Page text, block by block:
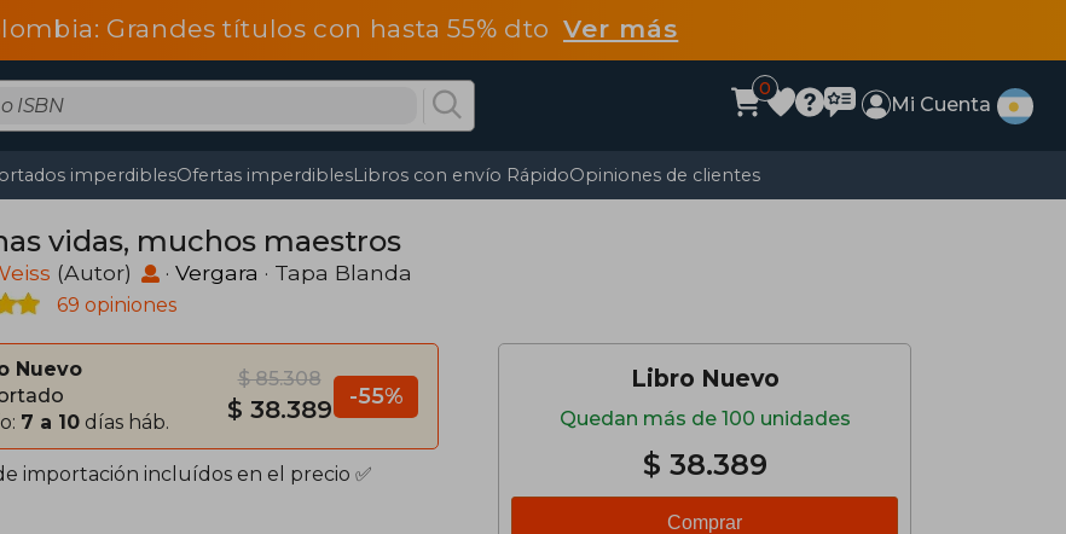
Grandes títulos con hasta 55% dtoVer más
0
Mi Cuenta
imperdiblesOfertas imperdiblesLibros con envío RápidoOpiniones de clientes
vidas, muchos maestros
(Autor) · Vergara · Tapa Blanda
69 opiniones
Nuevo
7 a 10 días háb.
$ 85.308
$ 38.389 -55%
importación incluídos en el precio ✅
Libro Nuevo
Quedan más de 100 unidades
$ 38.389
Comprar